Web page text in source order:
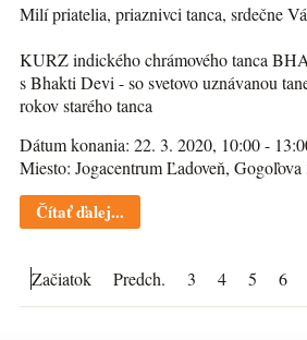
Milí priatelia, priaznivci tanca, srdečne
KURZ indického chrámového tanca
s Bhakti Devi - so svetovo uznávanou
rokov starého tanca
Dátum konania: 22. 3. 2020, 10:00 -
Miesto: Jogacentrum Ľadoveň, Gogoľova
Čítať ďalej...
Začiatok Predch. 3 4 5 6